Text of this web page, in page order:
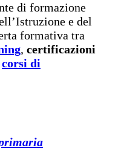
di formazione
e del
formativa tra
, certificazioni
corsi di